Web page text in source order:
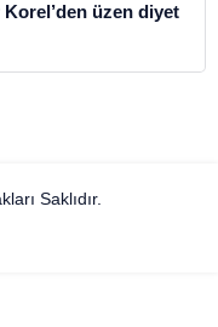
üzen diyet
Saklıdır.